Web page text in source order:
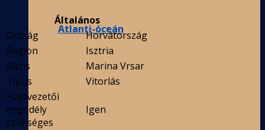
Atlanti-óceán
Általános
Ország
Horvátország
Region
Isztria
Bázis
Marina Vrsar
Típus
Vitorlás
Hajóvezetői
engedély
szükséges
Igen